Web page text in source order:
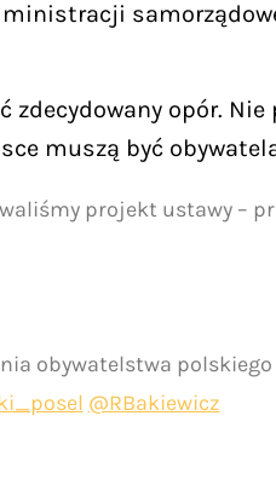
opór.
muszą być
projekt ustawy –
obywatelstwa
@RBakiewicz